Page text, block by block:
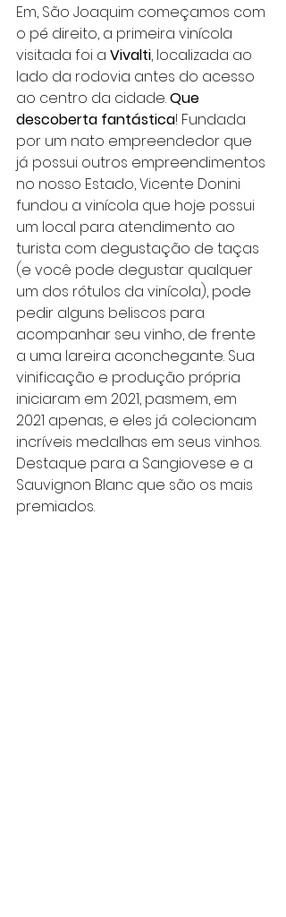
Em, São Joaquim começamos com
o pé direito, a primeira vinícola
visitada foi a Vivalti, localizada ao
lado da rodovia antes do acesso
ao centro da cidade. Que
descoberta fantástica! Fundada
por um nato empreendedor que
já possui outros empreendimentos
no nosso Estado, Vicente Donini
fundou a vinícola que hoje possui
um local para atendimento ao
turista com degustação de taças
(e você pode degustar qualquer
um dos rótulos da vinícola), pode
pedir alguns beliscos para
acompanhar seu vinho, de frente
a uma lareira aconchegante. Sua
vinificação e produção própria
iniciaram em 2021, pasmem, em
2021 apenas, e eles já colecionam
incríveis medalhas em seus vinhos.
Destaque para a Sangiovese e a
Sauvignon Blanc que são os mais
premiados.